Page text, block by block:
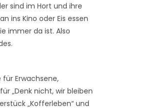
sind im Hort und ihre
ins Kino oder Eis essen
immer da ist. Also
Erwachsene,
„Denk nicht, wir bleiben
„Kofferleben“ und